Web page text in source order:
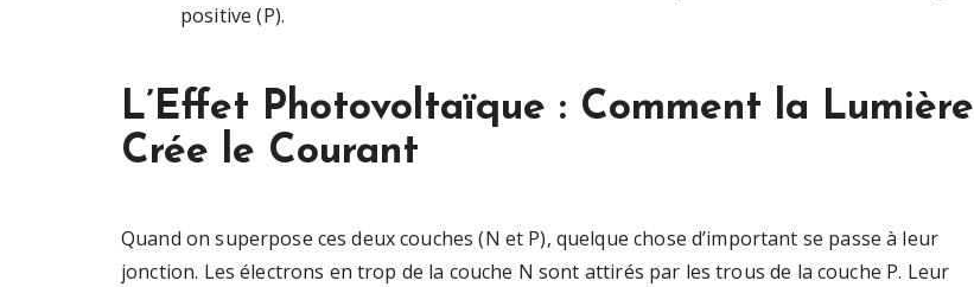
positive (P).
L’Effet Photovoltaïque : Comment la Lumière
Crée le Courant
Quand on superpose ces deux couches (N et P), quelque chose d’important se passe à leur
jonction. Les électrons en trop de la couche N sont attirés par les trous de la couche P. Leur